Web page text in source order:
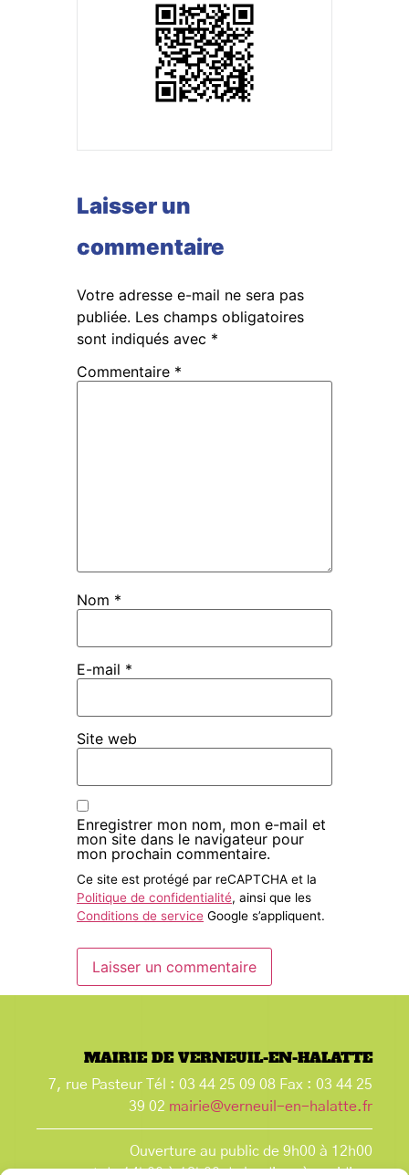
Laisser un
commentaire
Votre adresse e-mail ne sera pas
publiée. Les champs obligatoires
sont indiqués avec *
Commentaire *
Nom *
E-mail *
Site web
Enregistrer mon nom, mon e-mail et
mon site dans le navigateur pour
mon prochain commentaire.
Ce site est protégé par reCAPTCHA et la
Politique de confidentialité, ainsi que les
Conditions de service Google s’appliquent.
MAIRIE DE VERNEUIL-EN-HALATTE
7, rue Pasteur Tél : 03 44 25 09 08 Fax : 03 44 25
39 02 mairie@verneuil-en-halatte.fr
Ouverture au public de 9h00 à 12h00